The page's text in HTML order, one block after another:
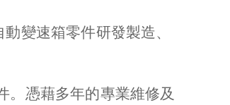
變速箱零件研發製造、
。憑藉多年的專業維修及